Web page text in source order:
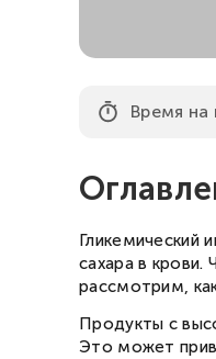
Время на
Гликемический
сахара в
рассмотрим,
Продукты с
Это может